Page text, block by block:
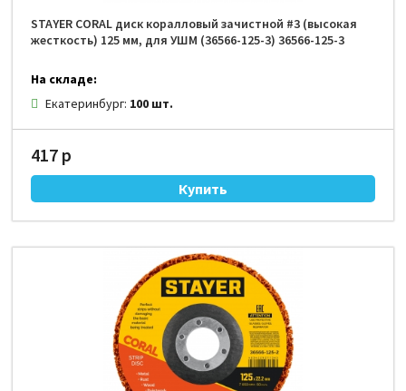
STAYER CORAL диск коралловый зачистной #3 (высокая
жесткость) 125 мм, для УШМ (36566-125-3) 36566-125-3
На складе:
Екатеринбург: 100 шт.
417 р